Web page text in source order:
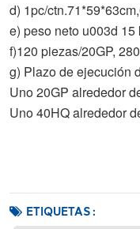
d) 1pc/
e) peso neto u003d
f)120 piezas/20GP,
g) Plazo de ejecución
Uno 20GP alrededor
Uno 40HQ alrededor
ETIQUETAS :